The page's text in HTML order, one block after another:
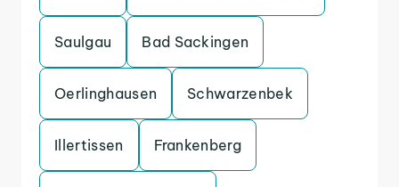
Saulgau Bad Sackingen
Oerlinghausen Schwarzenbek
Illertissen Frankenberg